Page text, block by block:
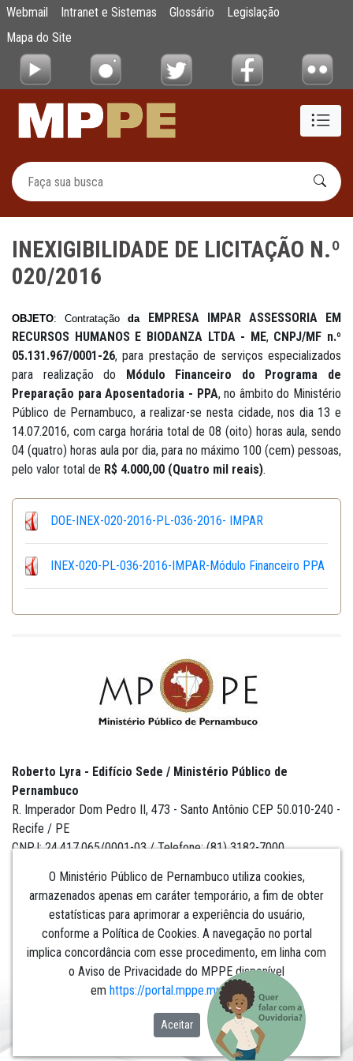
Pular para o Conteúdo principal
INEXIGIBILIDADE DE LICITAÇÃO N.º 020/
Webmail Intranet e Sistemas Glossário
Legislação
Mapa do Site
INEXIGIBILIDADE DE LICITAÇÃO N.º
020/2016
OBJETO: Contrataçãoda
EMPRESA IMPAR ASSESSORIA EM
RECURSOS HUMANOS E BIODANZA LTDA - ME, CNPJ/MF n.º
05.131.967/0001-26, para prestação de serviços especializados
para realização do
Módulo Financeiro do Programa de
Preparação para Aposentadoria - PPA, no âmbito do Ministério
Público de Pernambuco, a realizar-se nesta cidade, nos dia 13 e
14.07.2016, com carga horária total de 08 (oito) horas aula, sendo
04 (quatro) horas aula por dia, para no máximo 100 (cem) pessoas,
pelo valor total de R$ 4.000,00 (Quatro mil reais).
DOE-INEX-020-2016-PL-036-2016- IMPAR
INEX-020-PL-036-2016-IMPAR-Módulo Financeiro PPA
O Ministério Público de Pernambuco utiliza cookies,
armazenados apenas em caráter temporário, a fim de obter
estatísticas para aprimorar a experiência do usuário,
conforme a Política de Cookies. A navegação no portal
implica concordância com esse procedimento, em linha com
o Aviso de Privacidade do MPPE disponível
em https://portal.mppe.mp.br/lgpd.​​​​​​​
Aceitar
Roberto Lyra - Edifício Sede / Ministério Público de
Pernambuco
R. Imperador Dom Pedro II, 473 - Santo Antônio CEP 50.010-240 -
Recife / PE
CNPJ: 24.417.065/0001-03 / Telefone: (81) 3182-7000
Institucional
Comunicação